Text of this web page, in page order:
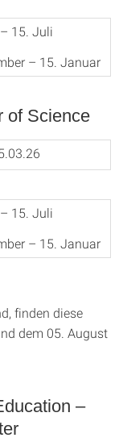
15. Juli
– 15. Januar
of Science
15. Juli
– 15. Januar
finden diese
dem 05. August
–